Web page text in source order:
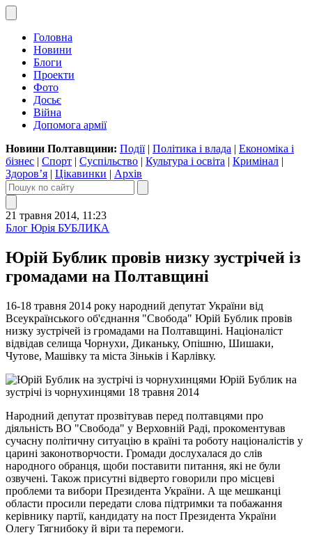
Головна
Новини
Блоги
Проекти
Фото
Досьє
Війна
Допомога армії
Новини Полтавщини: Події| Політика і влада | Економіка і
бізнес | Спорт | Суспільство | Культура і освіта | Кримінал |
Здоров’я | Цікавинки | Архів
21 травня 2014, 11:23
Блог Юрія БУБЛИКА
Юрій Бублик провів низку зустрічей із
громадами на Полтавщині
16-18 травня 2014 року народний депутат України від
Всеукраїнського об'єднання "Свобода" Юрій Бублик провів
низку зустрічей із громадами на Полтавщині. Націоналіст
відвідав селища Чорнухи, Диканьку, Опішню, Шишаки,
Чутове, Машівку та міста Зіньків і Карлівку.
Юрій Бублик на
зустрічі із чорнухинцями 18 травня 2014
Народний депутат прозвітував перед полтавцями про
діяльність ВО "Свобода" у Верховній Раді, прокоментував
сучасну політичну ситуацію в країні та роботу націоналістів у
царині законотворчости. Громади дослухалася до слів
народного обранця, щоби поставити питання, які не були
озвучені. Також присутні відверто говорили про місцеві
проблеми та вибори Президента України. А ще мешканці
области просили передати слова підтримки та побажання
керівнику партії, кандидату на пост Президента України
Олегу Тягнибоку й віри та перемоги.